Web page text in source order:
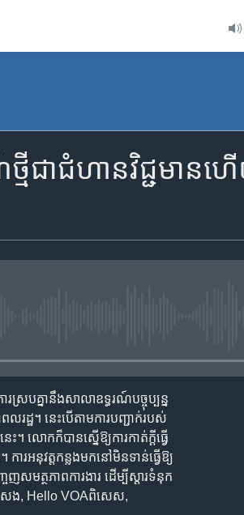
មី​ជាជំហានវិជ្ជមាន​
រប​គ្នា​នឹង​សាលាឧទ្ធរណ៍​បច្ចុប្បន្ន​
រដ្ឋ។ នេះ​បើ​តាម​ការបញ្ជាក់​របស់​
។ លោក​ក៏​បាន​ស្នើ​ឱ្យ​ការកាត់​ក្តីធ្វើ​
រអនុវត្ត​កន្លង​មក​នៅមិន​ទាន់​ធ្វើ​ឱ្យ​
សមត្ថភាព​ការងារ ដើម្បី​ស្តារទំនុក​
េង, Hello VOAពិសេស,